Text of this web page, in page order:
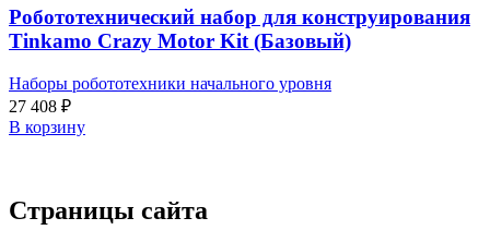
Робототехнический набор для конструирования
Tinkamo Crazy Motor Kit (Базовый)
Наборы робототехники начального уровня
27 408 ₽
В корзину
Страницы сайта